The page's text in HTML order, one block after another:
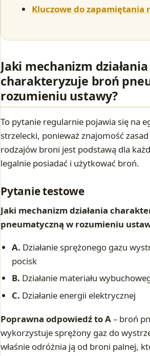
Kluczowe do zapamiętania
Jaki mechanizm działania
charakteryzuje broń
rozumieniu ustawy?
To pytanie regularnie pojawia się na
strzelecki, ponieważ znajomość zasad
rodzajów broni jest podstawą dla
legalnie posiadać i użytkować broń.
Pytanie testowe
Jaki mechanizm działania
pneumatyczną w rozumieniu
A. Działanie sprężonego gazu
pocisk
B. Działanie materiału
C. Działanie energii elektrycznej
Poprawna odpowiedź to A– broń
wykorzystuje sprężony gaz do
właśnie odróżnia ją od broni palnej,